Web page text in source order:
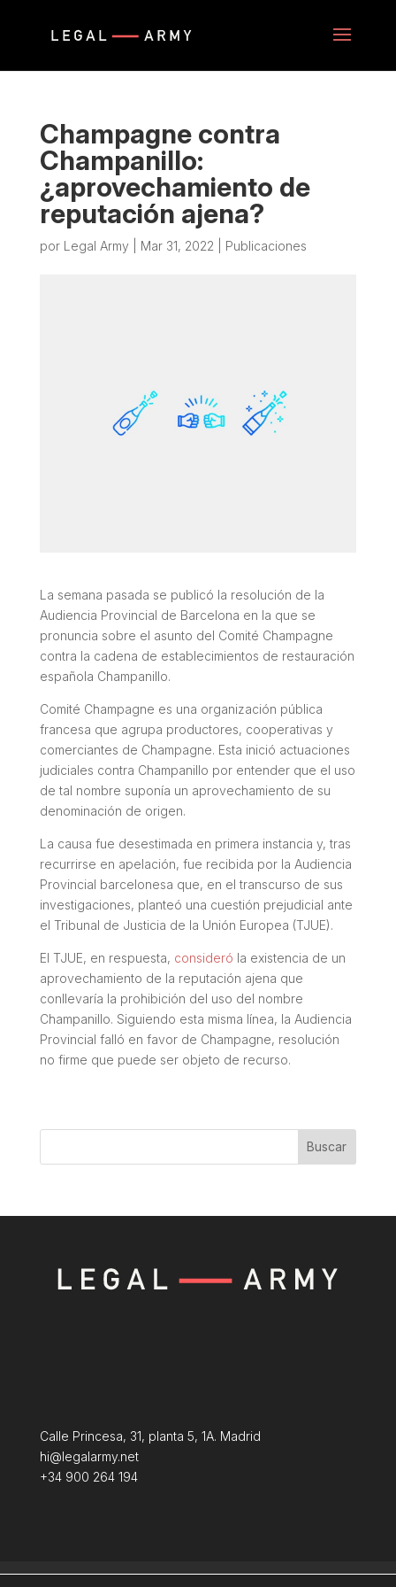
Champagne contra
Champanillo:
¿aprovechamiento de
reputación ajena?
por Legal Army Mar 31, 2022 Publicaciones
La semana pasada se publicó la resolución de la
Audiencia Provincial de Barcelona en la que se
pronuncia sobre el asunto del Comité Champagne
contra la cadena de establecimientos de restauración
española Champanillo.
Comité Champagne es una organización pública
francesa que agrupa productores, cooperativas y
comerciantes de Champagne. Esta inició actuaciones
judiciales contra Champanillo por entender que el uso
de tal nombre suponía un aprovechamiento de su
denominación de origen.
La causa fue desestimada en primera instancia y, tras
recurrirse en apelación, fue recibida por la Audiencia
Provincial barcelonesa que, en el transcurso de sus
investigaciones, planteó una cuestión prejudicial ante
el Tribunal de Justicia de la Unión Europea (TJUE).
El TJUE, en respuesta, consideró la existencia de un
aprovechamiento de la reputación ajena que
conllevaría la prohibición del uso del nombre
Champanillo. Siguiendo esta misma línea, la Audiencia
Provincial falló en favor de Champagne, resolución
no firme que puede ser objeto de recurso.
Buscar
Calle Princesa, 31, planta 5, 1A. Madrid
hi@legalarmy.net
+34 900 264 194